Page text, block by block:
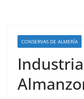
CONSERVAS DE ALMERÍA